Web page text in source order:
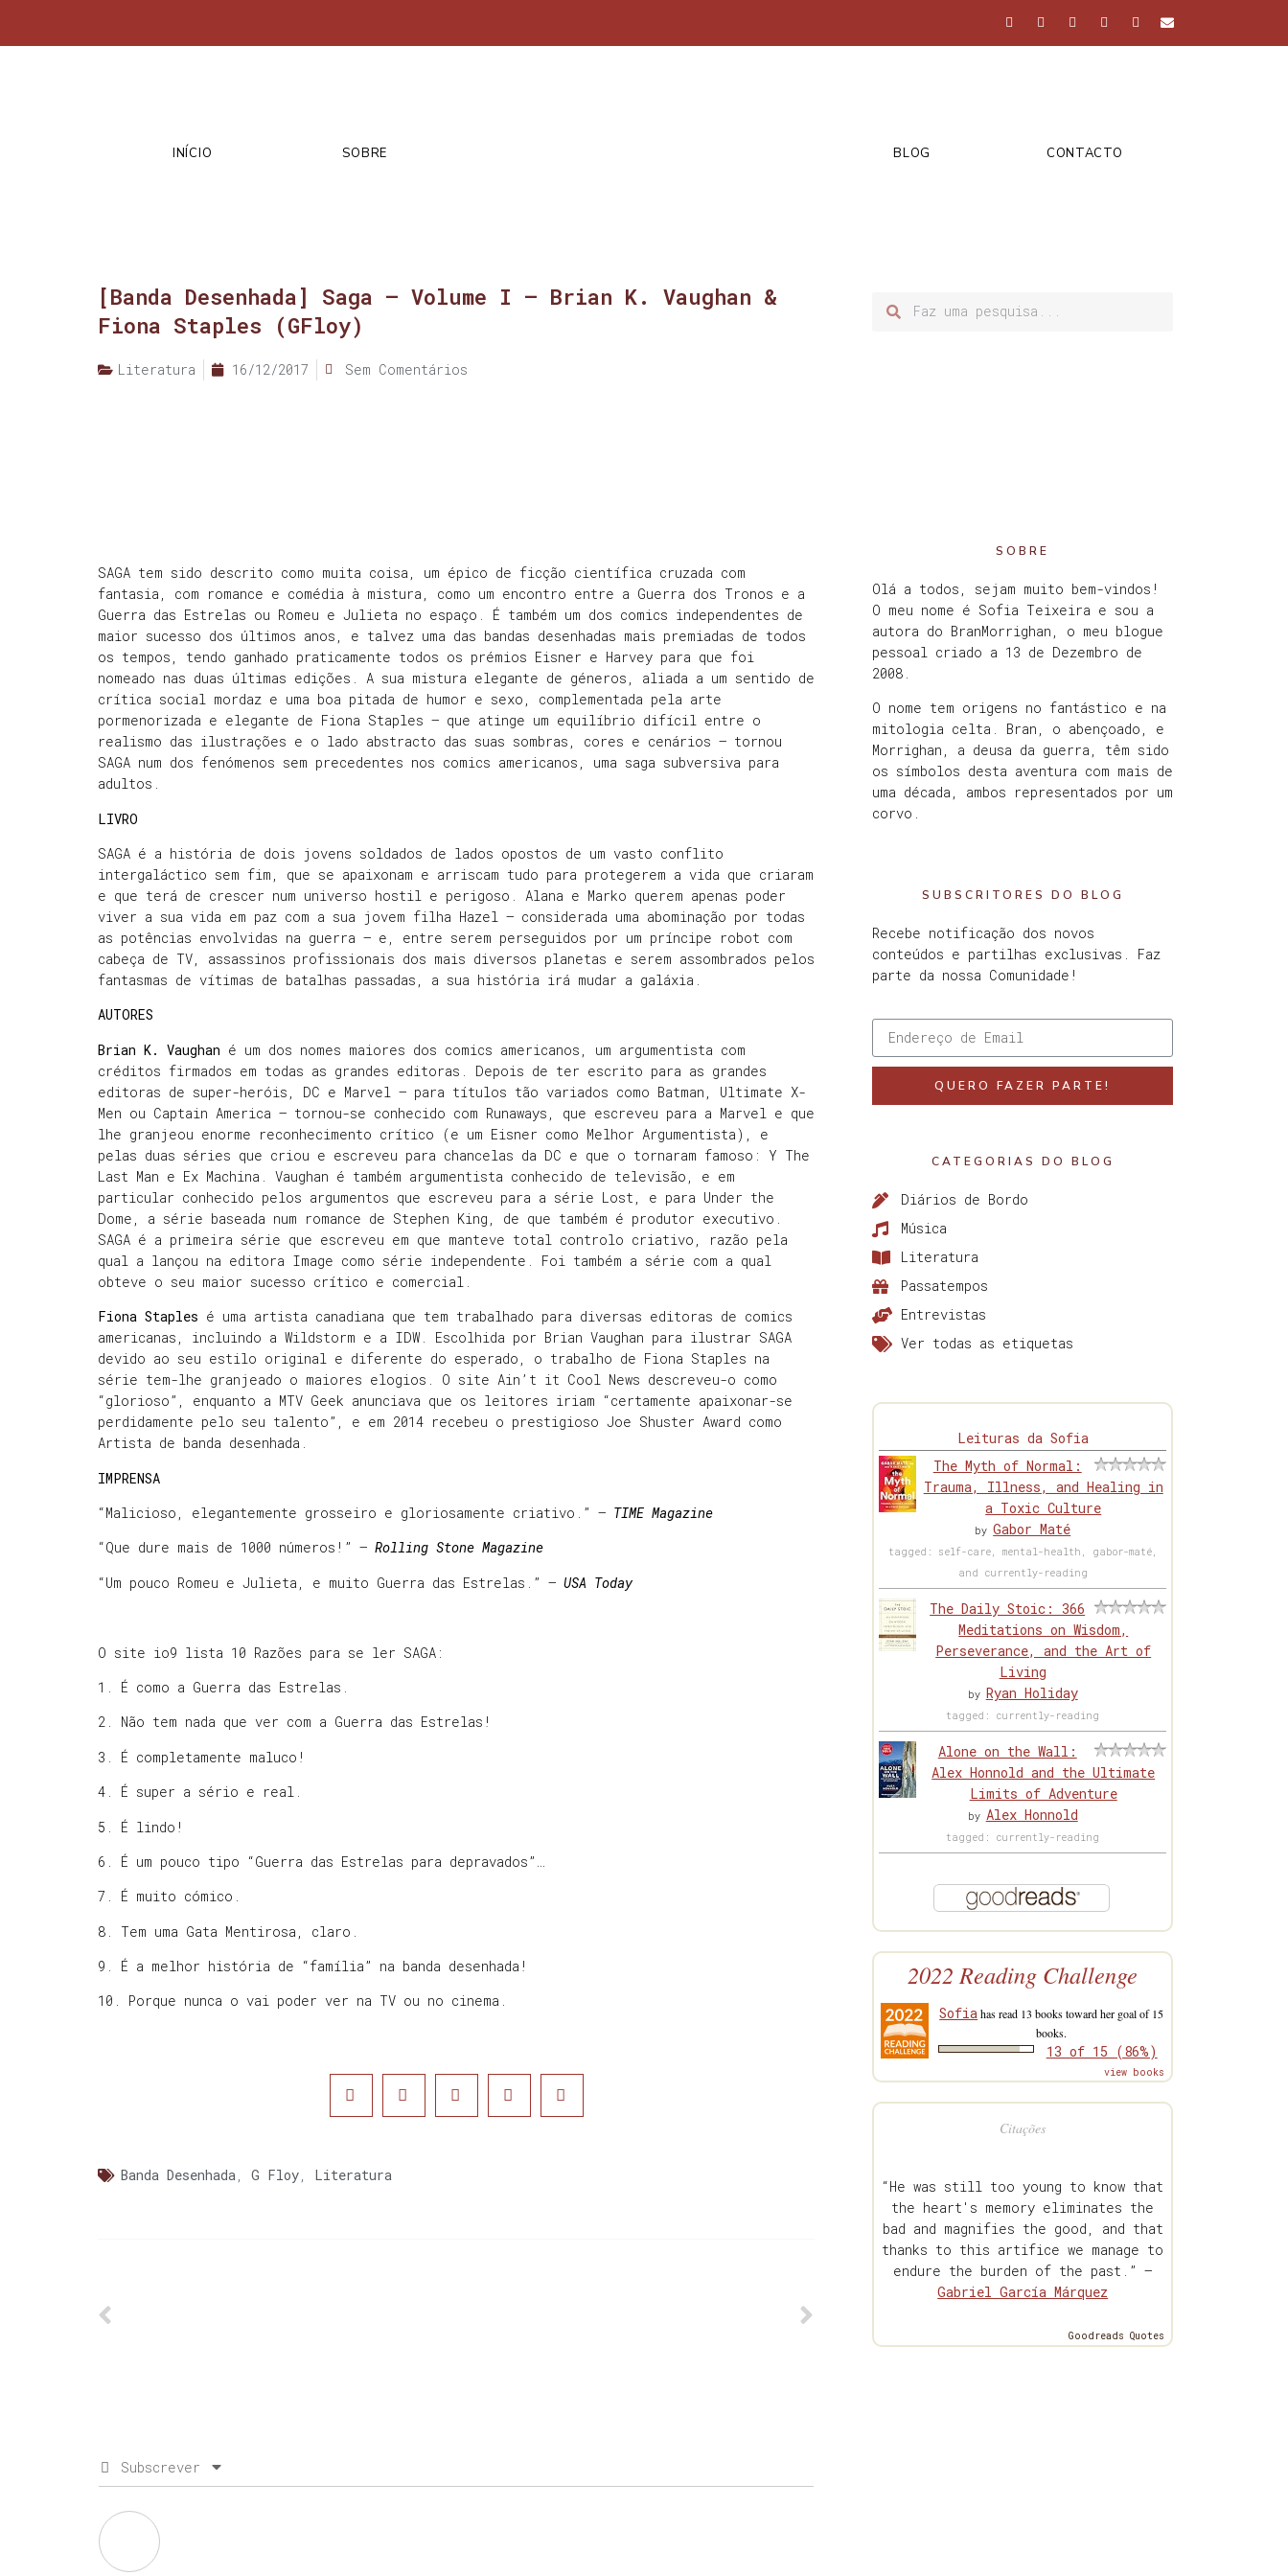
INÍCIO SOBRE BLOG CONTACTO
[Banda Desenhada] Saga – Volume I – Brian K. Vaughan &
Fiona Staples (GFloy)
Literatura 16/12/2017 Sem Comentários
SAGA tem sido descrito como muita coisa, um épico de ficção científica cruzada com
fantasia, com romance e comédia à mistura, como um encontro entre a Guerra dos Tronos e a
Guerra das Estrelas ou Romeu e Julieta no espaço. É também um dos comics independentes de
maior sucesso dos últimos anos, e talvez uma das bandas desenhadas mais premiadas de todos
os tempos, tendo ganhado praticamente todos os prémios Eisner e Harvey para que foi
nomeado nas duas últimas edições. A sua mistura elegante de géneros, aliada a um sentido de
crítica social mordaz e uma boa pitada de humor e sexo, complementada pela arte
pormenorizada e elegante de Fiona Staples — que atinge um equilíbrio difícil entre o
realismo das ilustrações e o lado abstracto das suas sombras, cores e cenários — tornou
SAGA num dos fenómenos sem precedentes nos comics americanos, uma saga subversiva para
adultos.
LIVRO
SAGA é a história de dois jovens soldados de lados opostos de um vasto conflito
intergaláctico sem fim, que se apaixonam e arriscam tudo para protegerem a vida que criaram
e que terá de crescer num universo hostil e perigoso. Alana e Marko querem apenas poder
viver a sua vida em paz com a sua jovem filha Hazel — considerada uma abominação por todas
as potências envolvidas na guerra — e, entre serem perseguidos por um príncipe robot com
cabeça de TV, assassinos profissionais dos mais diversos planetas e serem assombrados pelos
fantasmas de vítimas de batalhas passadas, a sua história irá mudar a galáxia.
AUTORES
Brian K. Vaughan é um dos nomes maiores dos comics americanos, um argumentista com
créditos firmados em todas as grandes editoras. Depois de ter escrito para as grandes
editoras de super-heróis, DC e Marvel — para títulos tão variados como Batman, Ultimate X-
Men ou Captain America – tornou-se conhecido com Runaways, que escreveu para a Marvel e que
lhe granjeou enorme reconhecimento crítico (e um Eisner como Melhor Argumentista), e
pelas duas séries que criou e escreveu para chancelas da DC e que o tornaram famoso: Y The
Last Man e Ex Machina. Vaughan é também argumentista conhecido de televisão, e em
particular conhecido pelos argumentos que escreveu para a série Lost, e para Under the
Dome, a série baseada num romance de Stephen King, de que também é produtor executivo.
SAGA é a primeira série que escreveu em que manteve total controlo criativo, razão pela
qual a lançou na editora Image como série independente. Foi também a série com a qual
obteve o seu maior sucesso crítico e comercial.
Fiona Staples é uma artista canadiana que tem trabalhado para diversas editoras de comics
americanas, incluindo a Wildstorm e a IDW. Escolhida por Brian Vaughan para ilustrar SAGA
devido ao seu estilo original e diferente do esperado, o trabalho de Fiona Staples na
série tem-lhe granjeado o maiores elogios. O site Ain’t it Cool News descreveu-o como
“glorioso”, enquanto a MTV Geek anunciava que os leitores iriam “certamente apaixonar-se
perdidamente pelo seu talento”, e em 2014 recebeu o prestigioso Joe Shuster Award como
Artista de banda desenhada.
IMPRENSA
“Malicioso, elegantemente grosseiro e gloriosamente criativo.” — TIME Magazine
“Que dure mais de 1000 números!” — Rolling Stone Magazine
“Um pouco Romeu e Julieta, e muito Guerra das Estrelas.” — USA Today
O site io9 lista 10 Razões para se ler SAGA:
1. É como a Guerra das Estrelas.
2. Não tem nada que ver com a Guerra das Estrelas!
3. É completamente maluco!
4. É super a sério e real.
5. É lindo!
6. É um pouco tipo “Guerra das Estrelas para depravados”…
7. É muito cómico.
8. Tem uma Gata Mentirosa, claro.
9. É a melhor história de “família” na banda desenhada!
10. Porque nunca o vai poder ver na TV ou no cinema.
Banda Desenhada, G Floy, Literatura
Subscrever
SOBRE
Olá a todos, sejam muito bem-vindos!
O meu nome é Sofia Teixeira e sou a
autora do BranMorrighan, o meu blogue
pessoal criado a 13 de Dezembro de
2008.
O nome tem origens no fantástico e na
mitologia celta. Bran, o abençoado, e
Morrighan, a deusa da guerra, têm sido
os símbolos desta aventura com mais de
uma década, ambos representados por um
corvo.
SUBSCRITORES DO BLOG
Recebe notificação dos novos
conteúdos e partilhas exclusivas. Faz
parte da nossa Comunidade!
QUERO FAZER PARTE!
CATEGORIAS DO BLOG
Diários de Bordo
Música
Literatura
Passatempos
Entrevistas
Ver todas as etiquetas
Leituras da Sofia
The Myth of Normal:
Trauma, Illness, and Healing in
a Toxic Culture
byGabor Maté
tagged: self-care, mental-health, gabor-maté,
and currently-reading
The Daily Stoic: 366
Meditations on Wisdom,
Perseverance, and the Art of
Living
by Ryan Holiday
tagged: currently-reading
Alone on the Wall:
Alex Honnold and the Ultimate
Limits of Adventure
by Alex Honnold
tagged: currently-reading
2022 Reading Challenge
Sofiahas read 13 books toward her goal of 15
books.
13 of 15 (86%)
view books
Citações
“He was still too young to know that
the heart's memory eliminates the
bad and magnifies the good, and that
thanks to this artifice we manage to
endure the burden of the past.” —
Gabriel García Márquez
Goodreads Quotes